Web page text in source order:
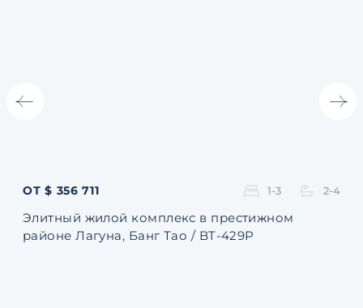
ОТ $ 356 711 1-3 2-4
Элитный жилой комплекс в престижном
районе Лагуна, Банг Тао / BT-429P